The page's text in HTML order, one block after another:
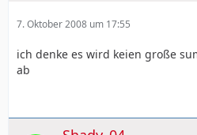
7. Oktober 2008 um 17:55
ich denke es wird keien große
ab